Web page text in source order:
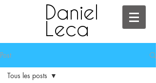
Daniel
Leca
Post
Tous les posts